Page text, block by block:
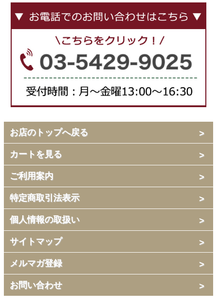
お店のトップへ戻る
カートを見る
ご利用案内
特定商取引法表示
個人情報の取扱い
サイトマップ
メルマガ登録
お問い合わせ